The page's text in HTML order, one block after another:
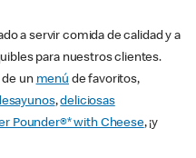
a servir comida de calidad y a
para nuestros clientes.
de un menú de favoritos,
,deliciosas
Pounder®* with Cheese, ¡y